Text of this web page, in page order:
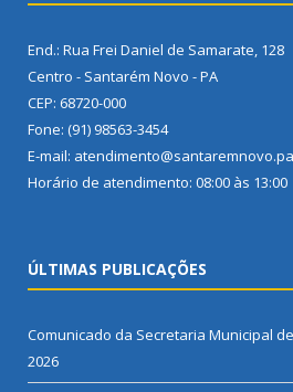
End.: Rua Frei Daniel de Samarate, 128
Centro - Santarém Novo - PA
CEP: 68720-000
Fone: (91) 98563-3454
E-mail:
Horário de atendimento: 08:00 às 13:00
ÚLTIMAS PUBLICAÇÕES
Comunicado da Secretaria Municipal
2026